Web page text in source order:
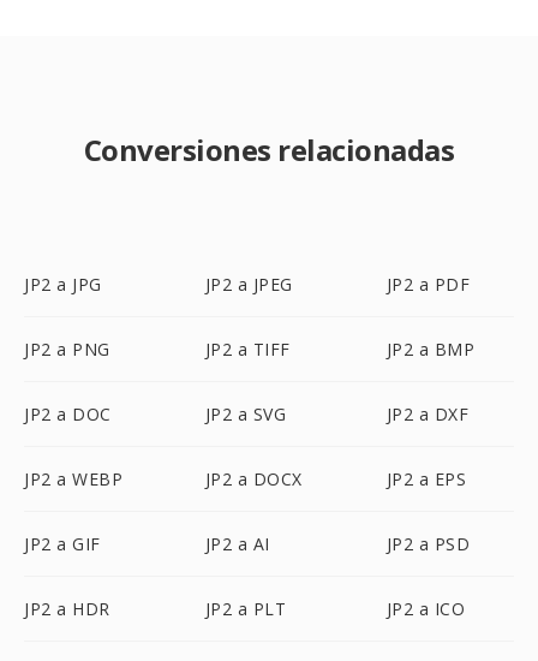
Conversiones relacionadas
JP2 a JPG JP2 a JPEG JP2 a PDF
JP2 a PNG JP2 a TIFF JP2 a BMP
JP2 a DOC JP2 a SVG JP2 a DXF
JP2 a WEBP JP2 a DOCX JP2 a EPS
JP2 a GIF JP2 a AI JP2 a PSD
JP2 a HDR JP2 a PLT JP2 a ICO